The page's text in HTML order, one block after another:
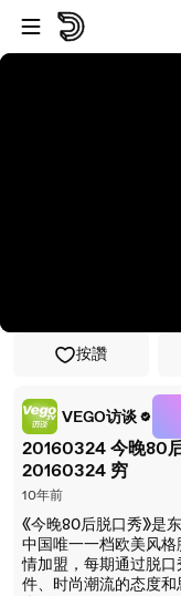
Skip to player
Skip to main content
按讚
VEGO访谈
20160324 今晚80
20160324 穷
10年前
《今晚80后脱口秀》是
中国唯一一档欧美风
情加盟，每期通过脱
件、时尚潮流的态度和